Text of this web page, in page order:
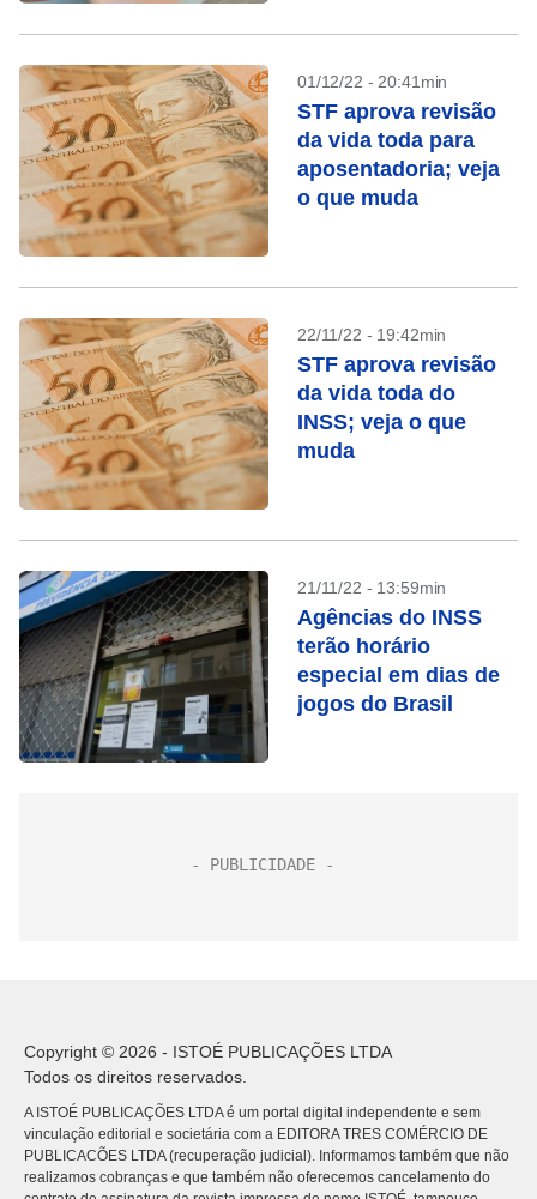
01/12/22 - 20:41min
STF aprova revisão
da vida toda para
aposentadoria; veja
o que muda
22/11/22 - 19:42min
STF aprova revisão
da vida toda do
INSS; veja o que
muda
21/11/22 - 13:59min
Agências do INSS
terão horário
especial em dias de
jogos do Brasil
Copyright © 2026 - ISTOÉ PUBLICAÇÕES LTDA
Todos os direitos reservados.
A ISTOÉ PUBLICAÇÕES LTDA é um portal digital independente e sem
vinculação editorial e societária com a EDITORA TRES COMÉRCIO DE
PUBLICACÕES LTDA (recuperação judicial). Informamos também que não
realizamos cobranças e que também não oferecemos cancelamento do